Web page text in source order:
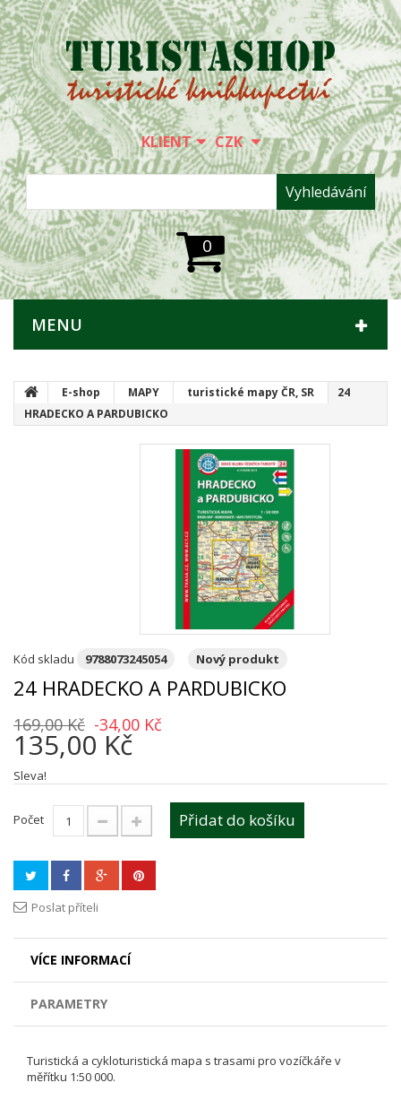
KLIENT CZK
Vyhledávání
0
MENU
E-shop MAPY turistické mapy ČR, SR
24
HRADECKO A PARDUBICKO
Kód skladu 9788073245054 Nový produkt
24 HRADECKO A PARDUBICKO
169,00 Kč -34,00 Kč
135,00 Kč
Sleva!
Počet Přidat do košíku
Poslat příteli
VÍCE INFORMACÍ
PARAMETRY
Turistická a cykloturistická mapa s trasami pro vozíčkáře v
měřítku 1:50 000.